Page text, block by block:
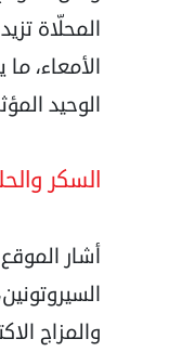
المحلّاة
الأمعاء،
الوحيد
السكر
أشار